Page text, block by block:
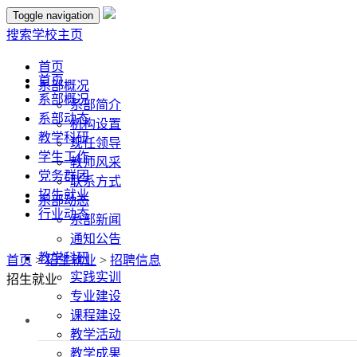
Toggle navigation
搜索学校主页
首页
系部概况
系部简介
机构设置
现任领导
教师风采
联系方式
系部动态
系部新闻
通知公告
教学科研
实践实训
专业建设
课程建设
教学活动
教学成果
首页
系部概况
系部动态
教学科研
学生工作
党务群团
招生就业
行业动态
首页 >招生就业 > 招聘信息
招生就业